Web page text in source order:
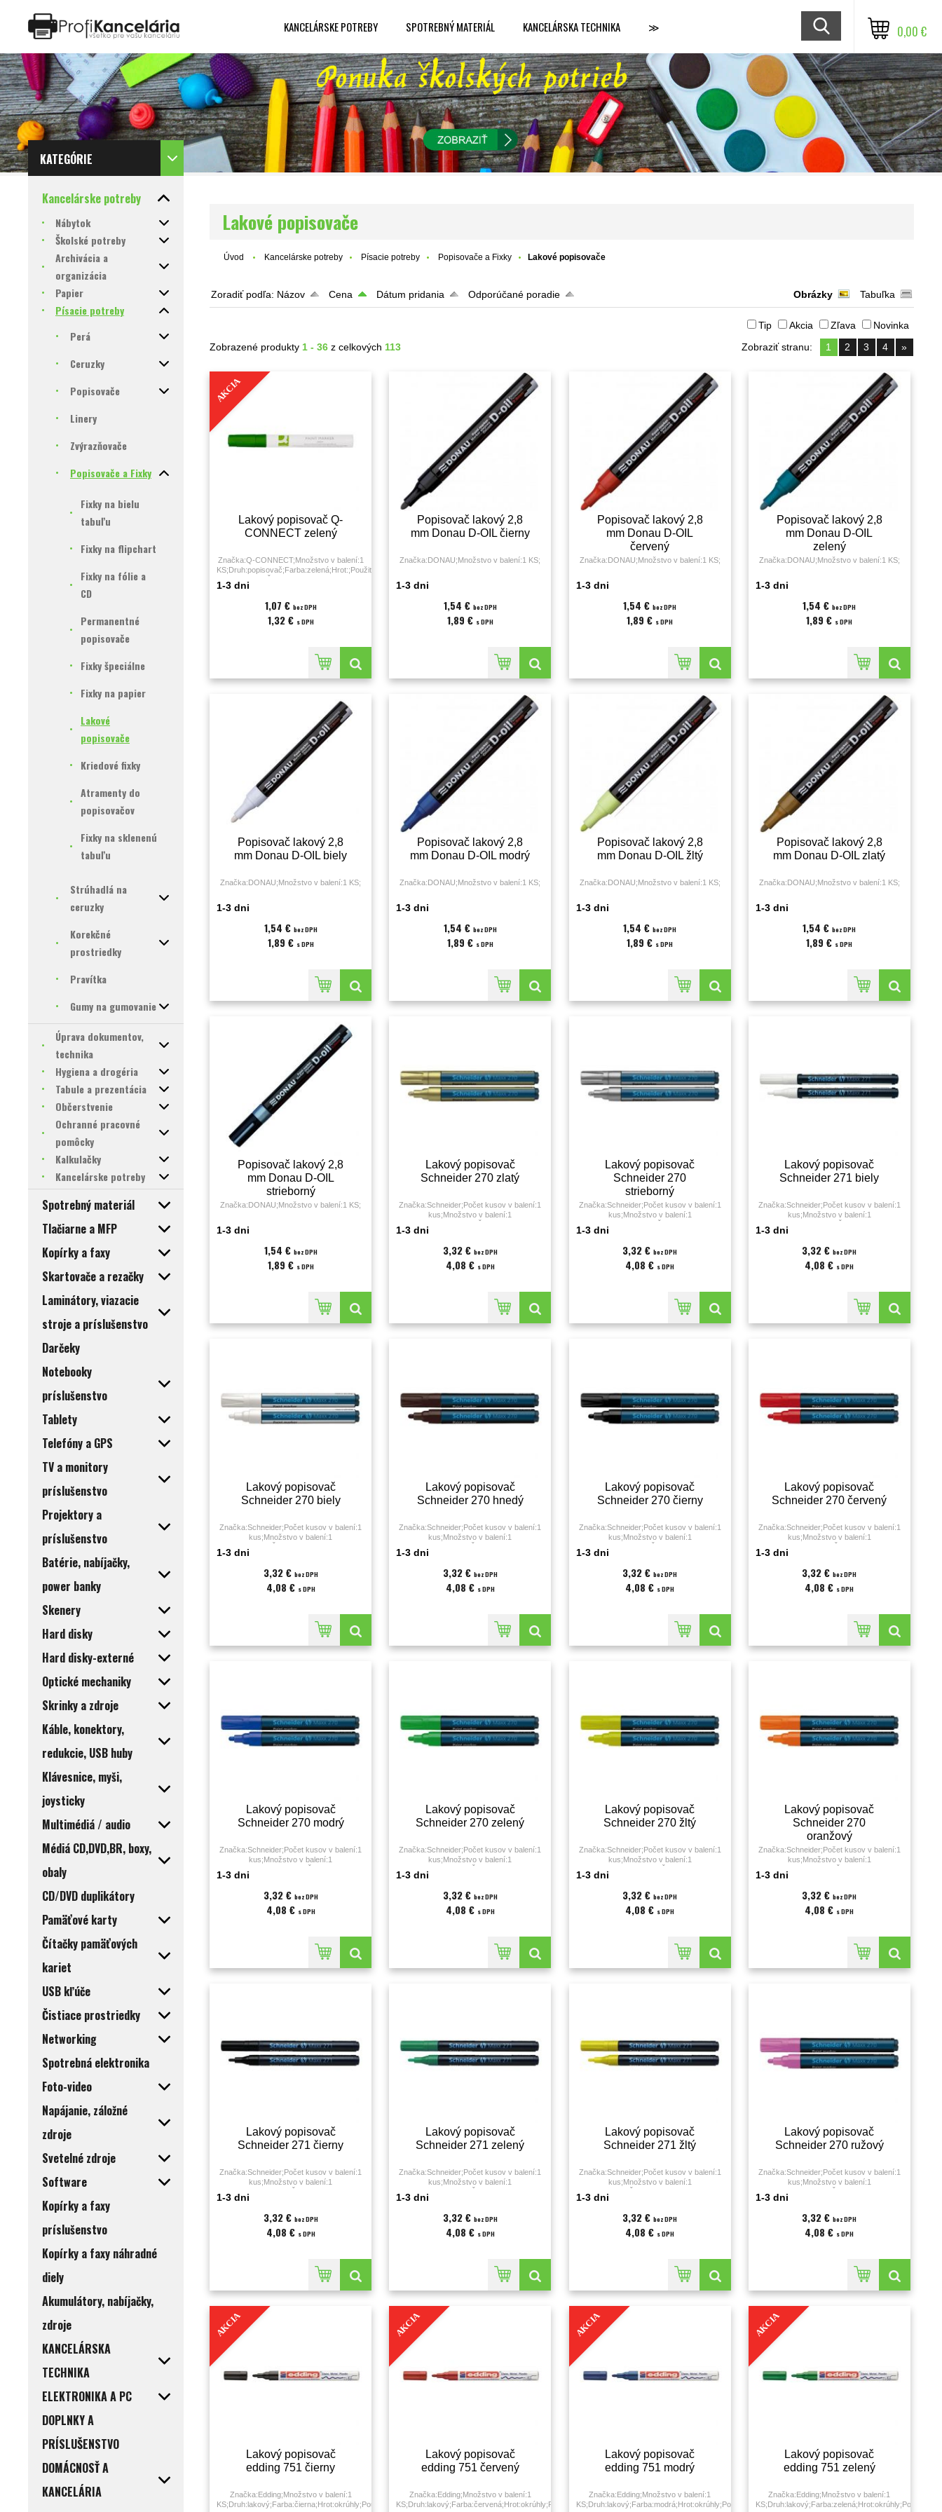
KANCELÁRSKE POTREBY SPOTREBNÝ MATERIÁL KANCELÁRSKA TECHNIKA ≫ 0,00 €
KATEGÓRIE
Kancelárske potreby
Nábytok
Školské potreby
Archivácia a
organizácia
Papier
Písacie potreby
Perá
Ceruzky
Popisovače
Linery
Zvýrazňovače
Popisovače a Fixky
Fixky na bielu
tabuľu
Fixky na flipchart
Fixky na fólie a
CD
Permanentné
popisovače
Fixky špeciálne
Fixky na papier
Lakové
popisovače
Kriedové fixky
Atramenty do
popisovačov
Fixky na sklenenú
tabuľu
Strúhadlá na
ceruzky
Korekčné
prostriedky
Pravítka
Gumy na gumovanie
Úprava dokumentov,
technika
Hygiena a drogéria
Tabule a prezentácia
Občerstvenie
Ochranné pracovné
pomôcky
Kalkulačky
Kancelárske potreby
Spotrebný materiál
Tlačiarne a MFP
Kopírky a faxy
Skartovače a rezačky
Laminátory, viazacie
stroje a príslušenstvo
Darčeky
Notebooky
príslušenstvo
Tablety
Telefóny a GPS
TV a monitory
príslušenstvo
Projektory a
príslušenstvo
Batérie, nabíjačky,
power banky
Skenery
Hard disky
Hard disky-externé
Optické mechaniky
Skrinky a zdroje
Káble, konektory,
redukcie, USB huby
Klávesnice, myši,
joysticky
Multimédiá / audio
Médiá CD,DVD,BR, boxy,
obaly
CD/DVD duplikátory
Pamäťové karty
Čítačky pamäťových
kariet
USB kľúče
Čistiace prostriedky
Networking
Spotrebná elektronika
Foto-video
Napájanie, záložné
zdroje
Svetelné zdroje
Software
Kopírky a faxy
príslušenstvo
Kopírky a faxy náhradné
diely
Akumulátory, nabíjačky,
zdroje
KANCELÁRSKA
TECHNIKA
ELEKTRONIKA A PC
DOPLNKY A
PRÍSLUŠENSTVO
DOMÁCNOSŤ A
KANCELÁRIA
Lakové popisovače
Úvod Kancelárske potreby Písacie potreby Popisovače a Fixky Lakové popisovače
Zoradiť podľa: Názov Cena Dátum pridania Odporúčané poradie Obrázky Tabuľka
Tip Akcia Zľava
Novinka
Zobrazené produkty 1 - 36 z celkových 113 Zobraziť stranu: 1 2 3 4 »
AKCIA
Lakový popisovač Q-
CONNECT zelený
Značka:Q-CONNECT;Množstvo v balení:1
KS;Druh:popisovač;Farba:zelená;Hrot:;Použitie:označovanie
1-3 dni
1,07 € bez DPH
1,32 € s DPH
Popisovač lakový 2,8
mm Donau D-OIL čierny
Značka:DONAU;Množstvo v balení:1 KS;
1-3 dni
1,54 € bez DPH
1,89 € s DPH
Popisovač lakový 2,8
mm Donau D-OIL
červený
Značka:DONAU;Množstvo v balení:1 KS;
1-3 dni
1,54 €bez DPH
1,89 € s DPH
Popisovač lakový 2,8
mm Donau D-OIL
zelený
Značka:DONAU;Množstvo v balení:1 KS;
1-3 dni
1,54 €bez DPH
1,89 € s DPH
Popisovač lakový 2,8
mm Donau D-OIL biely
Značka:DONAU;Množstvo v balení:1 KS;
1-3 dni
1,54 € bez DPH
1,89 € s DPH
Popisovač lakový 2,8
mm Donau D-OIL modrý
Značka:DONAU;Množstvo v balení:1 KS;
1-3 dni
1,54 € bez DPH
1,89 € s DPH
Popisovač lakový 2,8
mm Donau D-OIL žltý
Značka:DONAU;Množstvo v balení:1 KS;
1-3 dni
1,54 €bez DPH
1,89 € s DPH
Popisovač lakový 2,8
mm Donau D-OIL zlatý
Značka:DONAU;Množstvo v balení:1 KS;
1-3 dni
1,54 €bez DPH
1,89 € s DPH
Popisovač lakový 2,8
mm Donau D-OIL
strieborný
Značka:DONAU;Množstvo v balení:1 KS;
1-3 dni
1,54 € bez DPH
1,89 € s DPH
Lakový popisovač
Schneider 270 zlatý
Značka:Schneider;Počet kusov v balení:1
kus;Množstvo v balení:1
1-3 dni
3,32 € bez DPH
4,08 € s DPH
Lakový popisovač
Schneider 270
strieborný
Značka:Schneider;Počet kusov v balení:1
kus;Množstvo v balení:1
1-3 dni
3,32 €bez DPH
4,08 € s DPH
Lakový popisovač
Schneider 271 biely
Značka:Schneider;Počet kusov v balení:1
kus;Množstvo v balení:1
1-3 dni
3,32 €bez DPH
4,08 € s DPH
Lakový popisovač
Schneider 270 biely
Značka:Schneider;Počet kusov v balení:1
kus;Množstvo v balení:1
1-3 dni
3,32 € bez DPH
4,08 € s DPH
Lakový popisovač
Schneider 270 hnedý
Značka:Schneider;Počet kusov v balení:1
kus;Množstvo v balení:1
1-3 dni
3,32 € bez DPH
4,08 € s DPH
Lakový popisovač
Schneider 270 čierny
Značka:Schneider;Počet kusov v balení:1
kus;Množstvo v balení:1
1-3 dni
3,32 €bez DPH
4,08 € s DPH
Lakový popisovač
Schneider 270 červený
Značka:Schneider;Počet kusov v balení:1
kus;Množstvo v balení:1
1-3 dni
3,32 €bez DPH
4,08 € s DPH
Lakový popisovač
Schneider 270 modrý
Značka:Schneider;Počet kusov v balení:1
kus;Množstvo v balení:1
1-3 dni
3,32 € bez DPH
4,08 € s DPH
Lakový popisovač
Schneider 270 zelený
Značka:Schneider;Počet kusov v balení:1
kus;Množstvo v balení:1
1-3 dni
3,32 € bez DPH
4,08 € s DPH
Lakový popisovač
Schneider 270 žltý
Značka:Schneider;Počet kusov v balení:1
kus;Množstvo v balení:1
1-3 dni
3,32 €bez DPH
4,08 € s DPH
Lakový popisovač
Schneider 270
oranžový
Značka:Schneider;Počet kusov v balení:1
kus;Množstvo v balení:1
1-3 dni
3,32 €bez DPH
4,08 € s DPH
Lakový popisovač
Schneider 271 čierny
Značka:Schneider;Počet kusov v balení:1
kus;Množstvo v balení:1
1-3 dni
3,32 € bez DPH
4,08 € s DPH
Lakový popisovač
Schneider 271 zelený
Značka:Schneider;Počet kusov v balení:1
kus;Množstvo v balení:1
1-3 dni
3,32 € bez DPH
4,08 € s DPH
Lakový popisovač
Schneider 271 žltý
Značka:Schneider;Počet kusov v balení:1
kus;Množstvo v balení:1
1-3 dni
3,32 €bez DPH
4,08 € s DPH
Lakový popisovač
Schneider 270 ružový
Značka:Schneider;Počet kusov v balení:1
kus;Množstvo v balení:1
1-3 dni
3,32 €bez DPH
4,08 € s DPH
AKCIA
Lakový popisovač
edding 751 čierny
Značka:Edding;Množstvo v balení:1
KS;Druh:lakový;Farba:čierna;Hrot:okrúhly;Použitie:univerzálne;Šírka
AKCIA
Lakový popisovač
edding 751 červený
Značka:Edding;Množstvo v balení:1
KS;Druh:lakový;Farba:červená;Hrot:okrúhly;Použitie:univerzálne;Šírka
AKCIA
Lakový popisovač
edding 751 modrý
Značka:Edding;Množstvo v balení:1
KS;Druh:lakový;Farba:modrá;Hrot:okrúhly;Použitie:univerzálne;Šírka
AKCIA
Lakový popisovač
edding 751 zelený
Značka:Edding;Množstvo v balení:1
Katalóg internetových stránok Designed by Rawpixel.com